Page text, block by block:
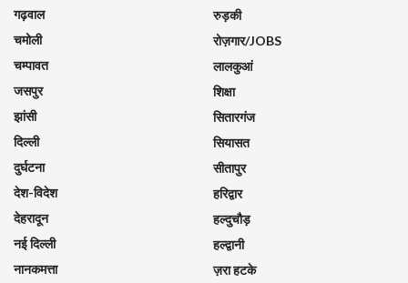
गढ़वाल
चमोली
चम्पावत
जसपुर
झांसी
दिल्ली
दुर्घटना
देश-विदेश
देहरादून
नई दिल्ली
नानकमत्ता
रुड़की
रोज़गार/JOBS
लालकुआं
शिक्षा
सितारगंज
सियासत
सीतापुर
हरिद्वार
हल्दुचौड़
हल्द्वानी
ज़रा हटके